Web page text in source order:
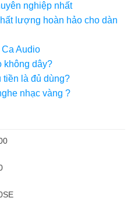
nghiệp nhất
lượng hoàn hảo cho dàn
Audio
không dây?
tiền là đủ dùng?
nhạc vàng ?